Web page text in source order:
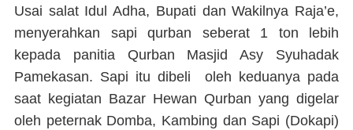
Usai salat Idul Adha, Bupati dan Wakilnya Raja’e,
menyerahkan sapi qurban seberat 1 ton lebih
kepada panitia Qurban Masjid Asy Syuhadak
Pamekasan. Sapi itu dibeli oleh keduanya pada
saat kegiatan Bazar Hewan Qurban yang digelar
oleh peternak Domba, Kambing dan Sapi (Dokapi)